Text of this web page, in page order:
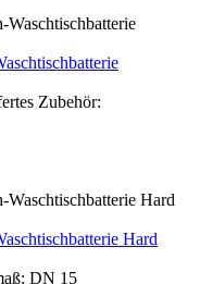
Zubehör:
Hard
DN 15